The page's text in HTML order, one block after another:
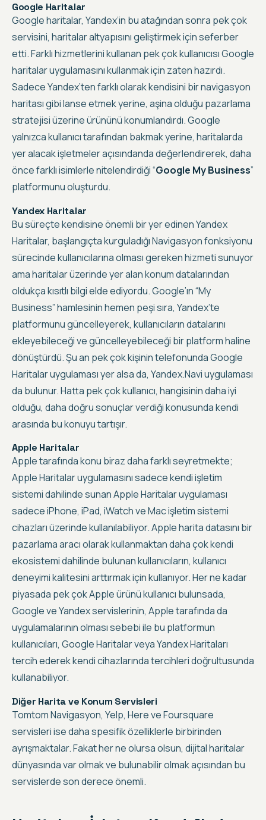
Google Haritalar
Google haritalar, Yandex’in bu atağından sonra pek çok
servisini, haritalar altyapısını geliştirmek için seferber
etti. Farklı hizmetlerini kullanan pek çok kullanıcısı Google
haritalar uygulamasını kullanmak için zaten hazırdı.
Sadece Yandex’ten farklı olarak kendisini bir navigasyon
haritası gibi lanse etmek yerine, aşina olduğu pazarlama
stratejisi üzerine ürününü konumlandırdı. Google
yalnızca kullanıcı tarafından bakmak yerine, haritalarda
yer alacak işletmeler açısındanda değerlendirerek, daha
önce farklı isimlerle nitelendirdiği “Google My Business”
platformunu oluşturdu.
Yandex Haritalar
Bu süreçte kendisine önemli bir yer edinen Yandex
Haritalar, başlangıçta kurguladığı Navigasyon fonksiyonu
sürecinde kullanıcılarına olması gereken hizmeti sunuyor
ama haritalar üzerinde yer alan konum datalarından
oldukça kısıtlı bilgi elde ediyordu. Google’ın “My
Business” hamlesinin hemen peşi sıra, Yandex’te
platformunu güncelleyerek, kullanıcıların datalarını
ekleyebileceği ve güncelleyebileceği bir platform haline
dönüştürdü. Şu an pek çok kişinin telefonundaGoogle
Haritalar uygulamasıyer alsa da, Yandex.Navi uygulaması
da bulunur. Hatta pek çok kullanıcı, hangisinin daha iyi
olduğu, daha doğru sonuçlar verdiği konusunda kendi
arasında bu konuyu tartışır.
Apple Haritalar
Apple tarafında konu biraz daha farklı seyretmekte;
Apple Haritalar uygulamasını sadece kendi işletim
sistemi dahilinde sunanApple Haritalar uygulaması
sadece iPhone, iPad, iWatch ve Mac işletim sistemi
cihazları üzerinde kullanılabiliyor. Apple harita datasını bir
pazarlama aracı olarak kullanmaktan daha çok kendi
ekosistemi dahilinde bulunan kullanıcıların, kullanıcı
deneyimi kalitesini arttırmak için kullanıyor. Her ne kadar
piyasada pek çok Apple ürünü kullanıcı bulunsada,
Google ve Yandex servislerinin, Apple tarafında da
uygulamalarının olması sebebi ile bu platformun
kullanıcıları, Google Haritalar veya Yandex Haritaları
tercih ederek kendi cihazlarında tercihleri doğrultusunda
kullanabiliyor.
Diğer Harita ve Konum Servisleri
Tomtom Navigasyon, Yelp, Here ve Foursquare
servisleri ise daha spesifik özelliklerle birbirinden
ayrışmaktalar. Fakat her ne olursa olsun, dijital haritalar
dünyasında var olmak ve bulunabilir olmak açısından bu
servislerde son derece önemli.